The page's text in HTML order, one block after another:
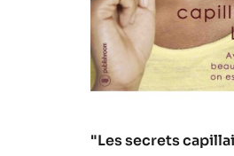
"Les secrets